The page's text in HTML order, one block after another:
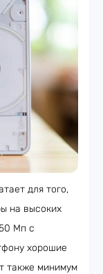
для того,
на высоких
Мп с
хорошие
также минимум